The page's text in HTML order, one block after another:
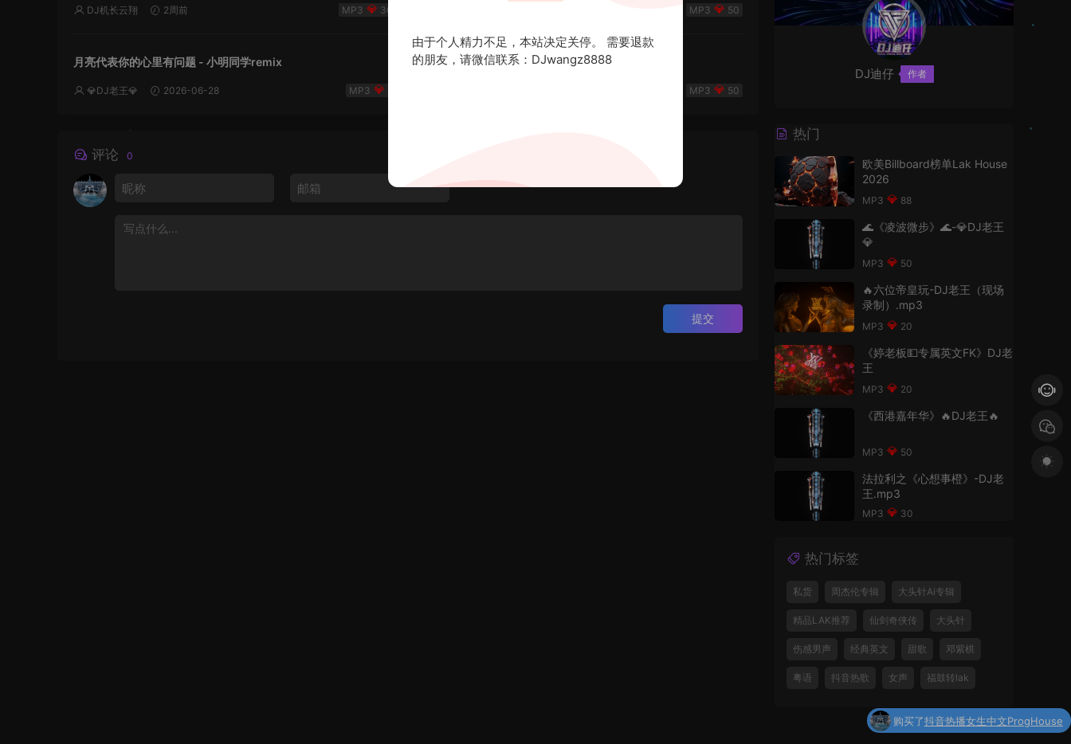
DJ机长云翔 2周前 300 50
月亮代表你的心里有问题 - 小明同学remix
💎DJ老王💎 2026-06-28
《岁月如歌》💎DJ老王💎怀旧Q鼓中文
50
评论 0
提交
DJ迪仔 作者
热门
欧美Billboard榜单Lak House
2026
88
🌊《凌波微步》🌊-💎DJ老王
💎
50
🔥六位帝皇玩-DJ老王（现场
录制）.mp3
20
《婷老板💵专属英文FK》DJ老
王
20
《西港嘉年华》🔥DJ老王🔥
50
法拉利之《心想事橙》-DJ老
王.mp3
30
热门标签
私货 周杰伦专辑 大头针Ai专辑
精品LAK推荐 仙剑奇侠传 大头针
伤感男声 经典英文 甜歌 邓紫棋
粤语 抖音热歌 女声 福鼓转lak
由于个人精力不足，本站决定关停。 需要退款
的朋友，请微信联系：DJwangz8888
购买了抖音热播女生中文ProgHouse